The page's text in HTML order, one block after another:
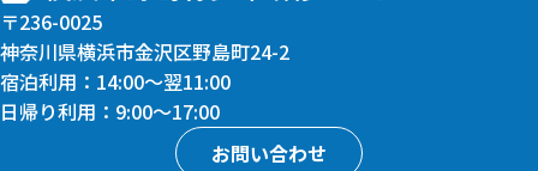
〒236-0025
神奈川県横浜市金沢区野島町24-2
宿泊利用：14:00〜翌11:00
日帰り利用：9:00〜17:00
お問い合わせ